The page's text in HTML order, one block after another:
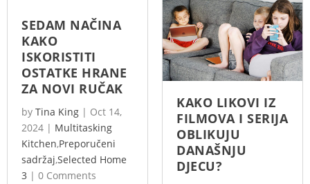
SEDAM NAČINA
KAKO
ISKORISTITI
OSTATKE HRANE
ZA NOVI RUČAK
by Tina King | Oct 14,
2024 | Multitasking
Kitchen,Preporučeni
sadržaj,Selected Home
3 | 0 Comments
KAKO LIKOVI IZ
FILMOVA I SERIJA
OBLIKUJU
DANAŠNJU
DJECU?